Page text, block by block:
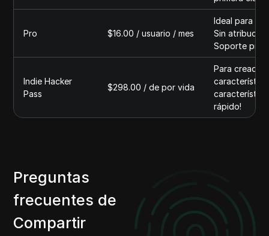
Pro $16.00 / usuario / mes
Ideal para
Sin
Soporte
Indie Hacker
Pass
$298.00 / de por vida
Para
rápido!
Preguntas
frecuentes de
Compartir